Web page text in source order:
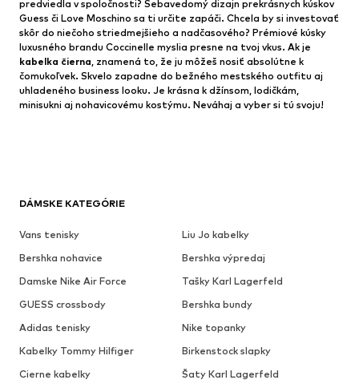
DÁMSKE KATEGÓRIE
Vans tenisky
Liu Jo kabelky
Bershka nohavice
Bershka výpredaj
Damske Nike Air Force
Tašky Karl Lagerfeld
GUESS crossbody
Bershka bundy
Adidas tenisky
Nike topanky
Kabelky Tommy Hilfiger
Birkenstock slapky
Cierne kabelky
Šaty Karl Lagerfeld
predviedla v spoločnosti? Sebavedomý dizajn prekrásnych kúskov
Guess či Love Moschino sa ti určite zapáči. Chcela by si investovať
skôr do niečoho striedmejšieho a nadčasového? Prémiové kúsky
luxusného brandu Coccinelle myslia presne na tvoj vkus. Ak je
kabelka čierna, znamená to, že ju môžeš nosiť absolútne k
čomukoľvek. Skvelo zapadne do bežného mestského outfitu aj
uhladeného business looku. Je krásna k džínsom, lodičkám,
minisukni aj nohavicovému kostýmu. Neváhaj a vyber si tú svoju!